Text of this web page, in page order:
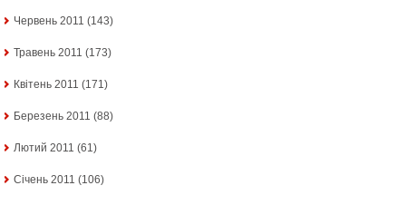
Червень 2011 (143)
Травень 2011 (173)
Квітень 2011 (171)
Березень 2011 (88)
Лютий 2011 (61)
Січень 2011 (106)